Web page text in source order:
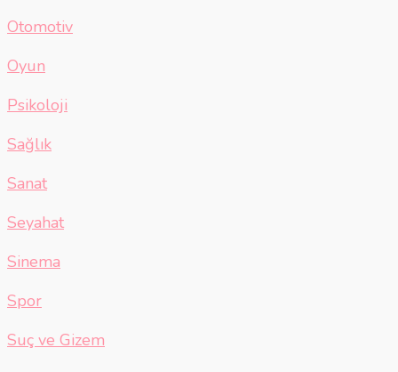
Otomotiv
Oyun
Psikoloji
Sağlık
Sanat
Seyahat
Sinema
Spor
Suç ve Gizem